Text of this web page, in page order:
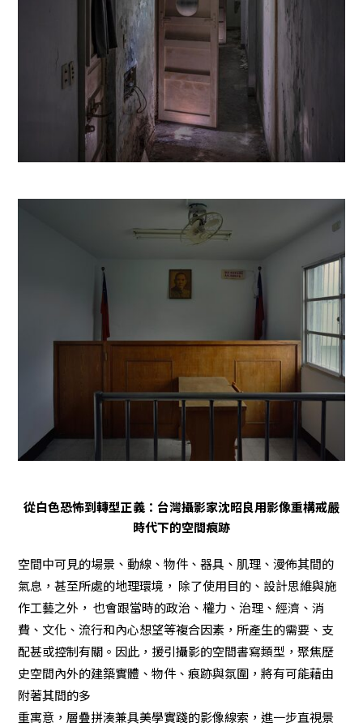
從白色恐怖到轉型正義：台灣攝影家沈昭良用影像重構戒嚴
時代下的空間痕跡
空間中可見的場景、動線、物件、器具、肌理、漫佈其間的
氣息，甚至所處的地理環境， 除了使用目的、設計思維與施
作工藝之外， 也會跟當時的政治、權力、治理、經濟、消
費、文化、流行和內心想望等複合因素，所產生的需要、支
配甚或控制有關。因此，援引攝影的空間書寫類型，聚焦歷
史空間內外的建築實體、物件、痕跡與氛圍，將有可能藉由
附著其間的多
重寓意，層疊拼湊兼具美學實踐的影像線索，進一步直視景